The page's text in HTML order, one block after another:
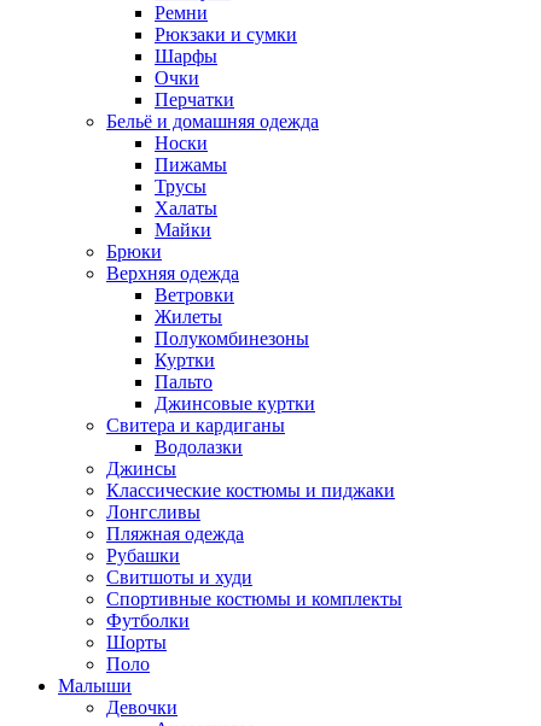
Ремни
Рюкзаки и сумки
Шарфы
Очки
Перчатки
Бельё и домашняя одежда
Носки
Пижамы
Трусы
Халаты
Майки
Брюки
Верхняя одежда
Ветровки
Жилеты
Полукомбинезоны
Куртки
Пальто
Джинсовые куртки
Свитера и кардиганы
Водолазки
Джинсы
Классические костюмы и пиджаки
Лонгсливы
Пляжная одежда
Рубашки
Свитшоты и худи
Спортивные костюмы и комплекты
Футболки
Шорты
Поло
Малыши
Девочки